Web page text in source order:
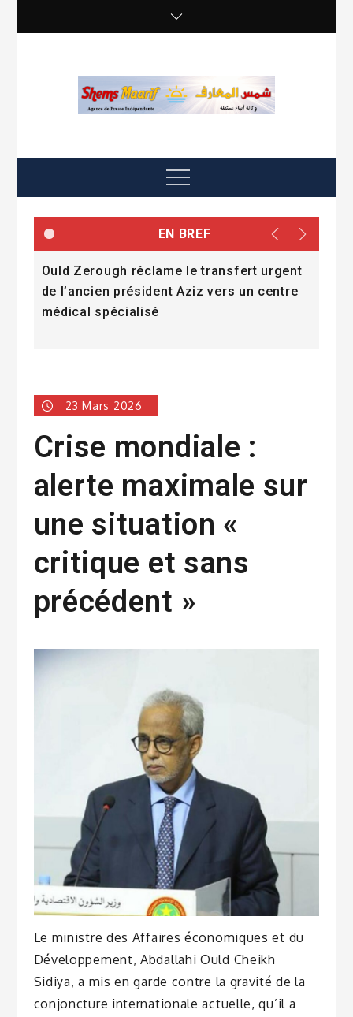
Menu
EN BREF
Ould Zerough réclame le transfert urgent
de l’ancien président Aziz vers un centre
médical spécialisé
23 Mars 2026
Crise mondiale :
alerte maximale sur
une situation «
critique et sans
précédent »
Le ministre des Affaires économiques et du
Développement, Abdallahi Ould Cheikh
Sidiya, a mis en garde contre la gravité de la
conjoncture internationale actuelle, qu’il a